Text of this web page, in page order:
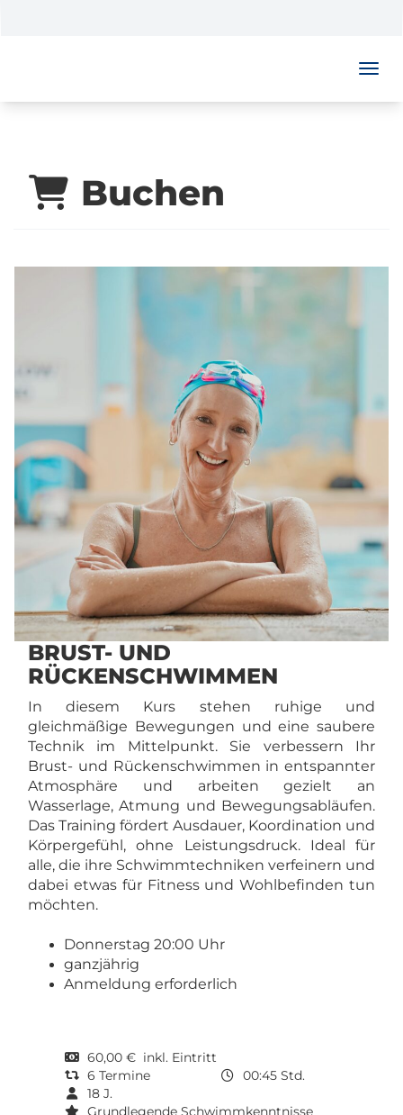
Buchen
BRUST- UND
RÜCKENSCHWIMMEN
In diesem Kurs stehen ruhige und
gleichmäßige Bewegungen und eine saubere
Technik im Mittelpunkt. Sie verbessern Ihr
Brust- und Rückenschwimmen in entspannter
Atmosphäre und arbeiten gezielt an
Wasserlage, Atmung und Bewegungsabläufen.
Das Training fördert Ausdauer, Koordination und
Körpergefühl, ohne Leistungsdruck. Ideal für
alle, die ihre Schwimmtechniken verfeinern und
dabei etwas für Fitness und Wohlbefinden tun
möchten.
Donnerstag 20:00 Uhr
ganzjährig
Anmeldung erforderlich
60,00 € inkl. Eintritt
6 Termine
00:45 Std.
18 J.
Grundlegende Schwimmkenntnisse